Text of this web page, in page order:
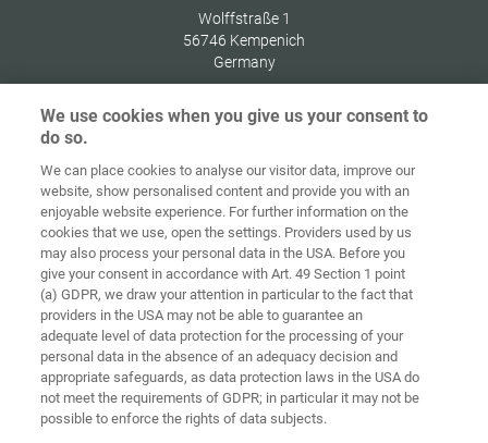
Wolffstraße 1
56746 Kempenich
Germany
Ana sayfa İletişim Künye Gizlilik
Genel İş
Koşulları
Çerez
yönetmelikleri Giriş
Accessibility
Statement
Çerez ayarları
We use cookies when you give us your consent to
do so.
We can place cookies to analyse our visitor data, improve our
website, show personalised content and provide you with an
enjoyable website experience. For further information on the
cookies that we use, open the settings. Providers used by us
may also process your personal data in the USA. Before you
give your consent in accordance with Art. 49 Section 1 point
(a) GDPR, we draw your attention in particular to the fact that
providers in the USA may not be able to guarantee an
adequate level of data protection for the processing of your
personal data in the absence of an adequacy decision and
appropriate safeguards, as data protection laws in the USA do
not meet the requirements of GDPR; in particular it may not be
possible to enforce the rights of data subjects.